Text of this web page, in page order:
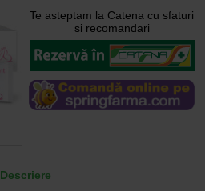
Te asteptam la Catena cu sfaturi
si recomandari
Descriere